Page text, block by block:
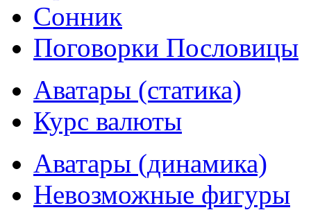
Сонник
Поговорки Пословицы
Аватары (статика)
Курс валюты
Аватары (динамика)
Невозможные фигуры